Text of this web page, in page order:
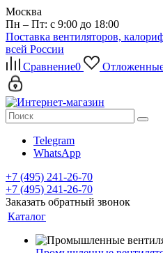
Москва
Пн – Пт: с 9:00 до 18:00
Поставка вентиляторов,
всей России
Сравнение0
Telegram
WhatsApp
+7 (495) 241-26-70
+7 (495) 241-26-70
Заказать обратный звонок
Каталог